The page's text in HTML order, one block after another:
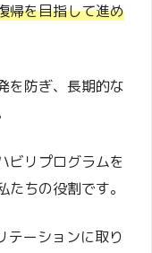
帰を目指して進め
を防ぎ、長期的な
ビリプログラムを
ちの役割です。
テーションに取り